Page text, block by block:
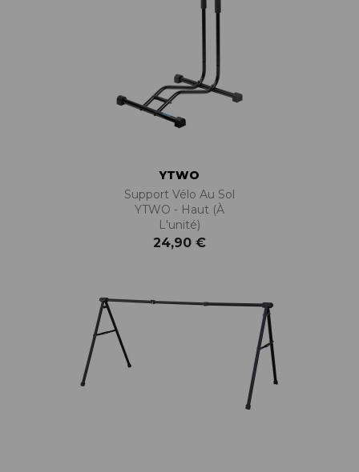
YTWO
Support Vélo Au Sol
YTWO - Haut (à
L'unité)
24,90 €